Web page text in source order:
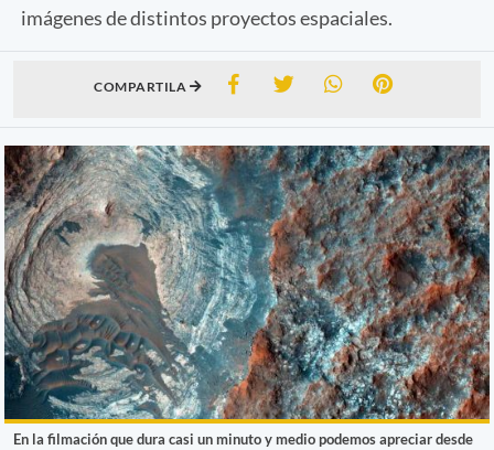
imágenes de distintos proyectos espaciales.
COMPARTILA
En la filmación que dura casi un minuto y medio podemos apreciar desde